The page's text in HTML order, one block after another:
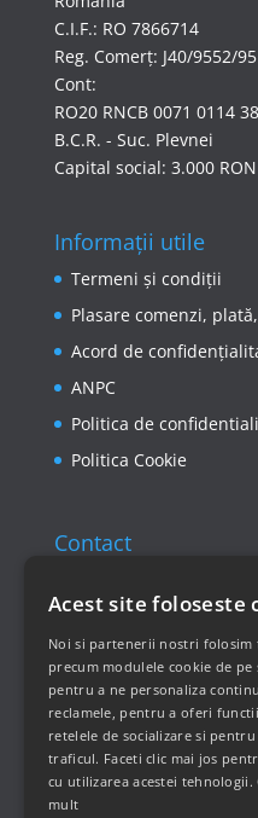
C.I.F.: RO 7866714
Reg. Comerț: J40/9552/95
Cont:
RO20 RNCB 0071 0114
B.C.R. - Suc. Plevnei
Capital social: 3.000 RON
Informații utile
Termeni și condiții
Plasare comenzi,
Acord de
ANPC
Politica de
Politica Cookie
Contact
Retur produse
Str. Vasile Mironiuc nr.
Pentru detalii
politica de returnare a
Acest site foloseste
Noi si partenerii nostri folosim
precum modulele cookie de
pentru a ne personaliza
reclamele, pentru a oferi
retelele de socializare si pentru
traficul. Faceti clic mai jos
cu utilizarea acestei tehnologii.
mult